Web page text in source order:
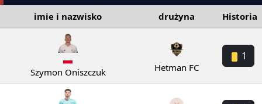
imie i nazwisko drużyna Historia
Szymon Oniszczuk Hetman FC
1